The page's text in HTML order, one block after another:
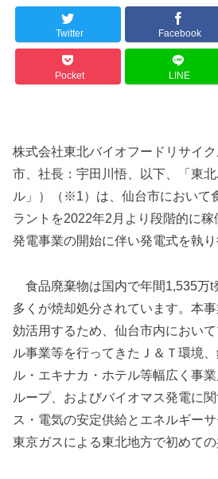
Twitter Facebook
Pocket LINE
株式会社東北バイオフードリサイ
市、社長：宇田川悟、以下、「東
ル」）（※1）は、仙台市において
ラントを2022年2月より段階的に
発電事業の開始に伴い発電式を執り
食品廃棄物は国内で年間1,535万
多くが焼却処分されています。本
効活用するため、仙台市内におい
ル事業等を行ってきたＪ＆Ｔ環境
ル・エキナカ・ホテル等幅広く事
ループ、およびバイオマス発電に
ス・電気の安定供給とエネルギー
東京ガスによる東北地方で初めての